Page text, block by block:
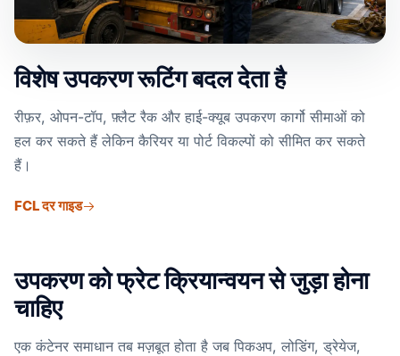
विशेष उपकरण रूटिंग बदल देता है
रीफ़र, ओपन-टॉप, फ़्लैट रैक और हाई-क्यूब उपकरण कार्गो सीमाओं को
हल कर सकते हैं लेकिन कैरियर या पोर्ट विकल्पों को सीमित कर सकते
हैं।
FCL दर गाइड
उपकरण को फ्रेट क्रियान्वयन से जुड़ा होना
चाहिए
एक कंटेनर समाधान तब मज़बूत होता है जब पिकअप, लोडिंग, ड्रेयेज,